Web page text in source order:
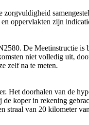
oppervlakten zijn
De Meetinstructie is
niet volledig uit,
zelf na te meten.
Het doorhalen van de
koper in rekening
straal van 20 kilometer